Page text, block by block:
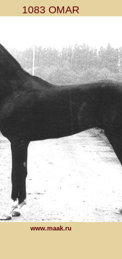
1083 OMAR
www.maak.ru